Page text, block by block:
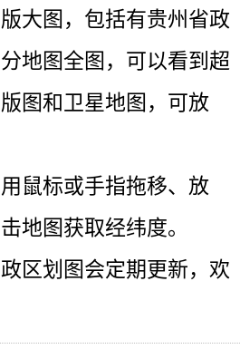
大图，包括有贵州省政
地图全图，可以看到超
图和卫星地图，可放
鼠标或手指拖移、放
地图获取经纬度。
区划图会定期更新，欢